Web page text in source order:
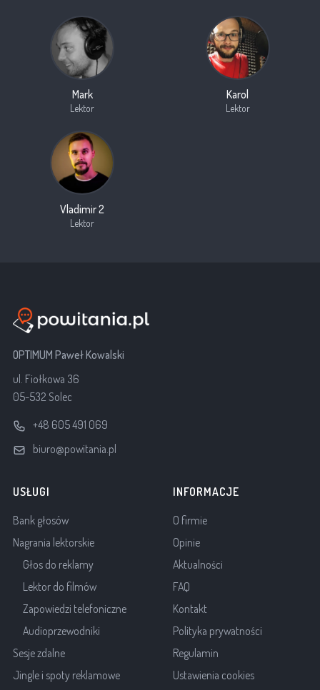
Mark
Lektor
Karol
Lektor
Vladimir 2
Lektor
OPTIMUM Paweł Kowalski
ul. Fiołkowa 36
05-532 Solec
+48 605 491 069
biuro@powitania.pl
USŁUGI
Bank głosów
Nagrania lektorskie
Głos do reklamy
Lektor do filmów
Zapowiedzi telefoniczne
Audioprzewodniki
Sesje zdalne
Jingle i spoty reklamowe
INFORMACJE
O firmie
Opinie
Aktualności
FAQ
Kontakt
Polityka prywatności
Regulamin
Ustawienia cookies